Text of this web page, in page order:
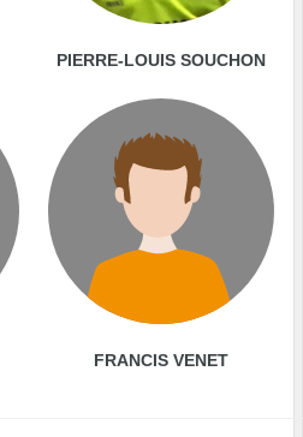
PIERRE-LOUIS SOUCHON
FRANCIS VENET